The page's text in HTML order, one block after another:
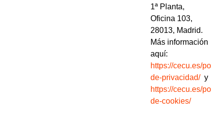
1ª Planta,
Oficina 103,
28013, Madrid.
Más información
aquí:
https://cecu.es/
de-privacidad/y
https://cecu.es/
de-cookies/